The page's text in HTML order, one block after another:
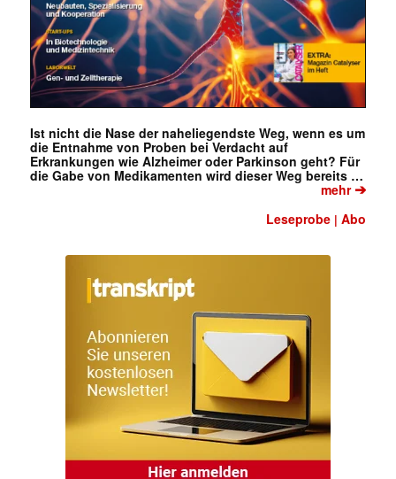
Mit dem |transkript-Newsletter
jede Woche aktuell informiert.
(erforderlich)
Ist nicht die Nase der naheliegendste Weg, wenn es um
die Entnahme von Proben bei Verdacht auf
Erkrankungen wie Alzheimer oder Parkinson geht? Für
die Gabe von Medikamenten wird dieser Weg bereits …
mehr➔
Leseprobe |Abo